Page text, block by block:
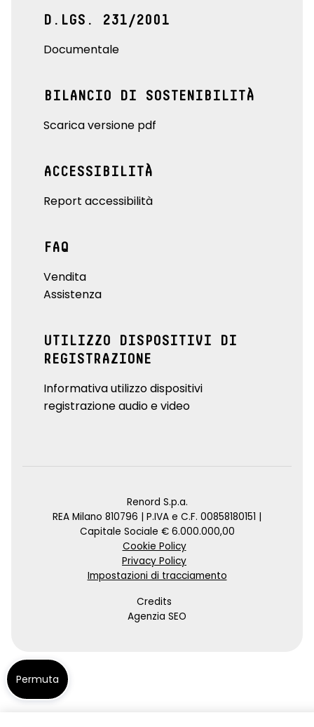
D.LGS. 231/2001
Documentale
BILANCIO DI SOSTENIBILITÀ
Scarica versione pdf
ACCESSIBILITÀ
Report accessibilità
FAQ
Vendita
Assistenza
UTILIZZO DISPOSITIVI DI
REGISTRAZIONE
Informativa utilizzo dispositivi
registrazione audio e video
Renord S.p.a.
REA Milano 810796 | P.IVA e C.F. 00858180151 |
Capitale Sociale € 6.000.000,00
Cookie Policy
Privacy Policy
Impostazioni di tracciamento
Credits
Agenzia SEO
Permuta